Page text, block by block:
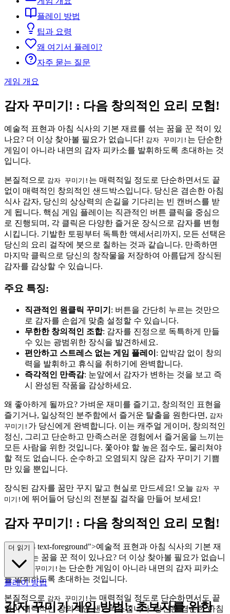
플레이 방법
팁과 요령
왜 여기서 플레이?
자주 묻는 질문
게임 개요
감자 꾸미기! : 다음 창의적인 요리 모험!
예술적 표현과 아침 식사의 기본 재료를 섞는 꿈을 꾼 적이 있
나요? 더 이상 찾아볼 필요가 없습니다! 감자 꾸미기! 는 단순한
게임이 아니라 내면의 감자 피카소를 발휘하도록 초대하는 것
입니다.
본질적으로 감자 꾸미기! 는 매력적일 정도로 단순하면서도 끝
없이 매력적인 창의적인 샌드박스입니다. 당신은 겸손한 아침
식사 감자, 당신의 상상력의 손길을 기다리는 빈 캔버스를 받
게 됩니다. 핵심 게임 플레이는 직관적인 버튼 클릭을 중심으
로 진행되며, 각 클릭은 다양한 즐거운 장식으로 감자를 변형
시킵니다. 기발한 토핑부터 독특한 액세서리까지, 모든 선택은
당신의 요리 걸작에 붓으로 칠하는 것과 같습니다. 만족하면
마지막 클릭으로 당신의 창작물을 저장하여 아름답게 장식된
감자를 감상할 수 있습니다.
주요 특징:
직관적인 원클릭 꾸미기 : 버튼을 간단히 누르는 것만으
로 감자를 손쉽게 맞춤 설정할 수 있습니다.
무한한 창의적인 조합: 감자를 진정으로 독특하게 만들
수 있는 광범위한 장식을 발견하세요.
편안하고 스트레스 없는 게임 플레이 : 압박감 없이 창의
력을 발휘하고 휴식을 취하기에 완벽합니다.
즉각적인 만족감: 눈앞에서 감자가 변하는 것을 보고 즉
시 완성된 작품을 감상하세요.
왜 좋아하게 될까요? 가벼운 재미를 즐기고, 창의적인 표현을
즐기거나, 일상적인 분주함에서 즐거운 탈출을 원한다면, 감자
꾸미기! 가 당신에게 완벽합니다. 이는 캐주얼 게이머, 창의적인
정신, 그리고 단순하고 만족스러운 경험에서 즐거움을 느끼는
모든 사람을 위한 것입니다. 쫓아야 할 높은 점수도, 물리쳐야
할 적도 없습니다. 순수하고 오염되지 않은 감자 꾸미기 기쁨
만 있을 뿐입니다.
장식된 감자를 꿈만 꾸지 말고 현실로 만드세요! 오늘 감자 꾸
미기! 에 뛰어들어 당신의 전분질 걸작을 만들어 보세요!
감자 꾸미기! : 다음 창의적인 요리 모험!
ss="mb-4 text-foreground">예술적 표현과 아침 식사의 기본 재
료를 섞는 꿈을 꾼 적이 있나요? 더 이상 찾아볼 필요가 없습니
다!감자 꾸미기! 는 단순한 게임이 아니라 내면의 감자 피카소
를 발휘하도록 초대하는 것입니다.
본질적으로 감자 꾸미기! 는 매력적일 정도로 단순하면서도 끝
없이 매력적인 창의적인 샌드박스입니다. 당신은 겸손한 아침
더 읽기
플레이 방법
감자 꾸미기 게임 방법!: 초보자를 위한